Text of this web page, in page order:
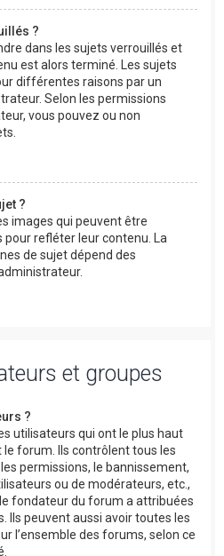
?
dans les sujets verrouillés et
est alors terminé. Les sujets
différentes raisons par un
Selon les permissions
vous pouvez ou non
?
images qui peuvent être
pour refléter leur contenu. La
de sujet dépend des
et groupes
?
utilisateurs qui ont le plus haut
forum. Ils contrôlent tous les
permissions, le bannissement,
ou de modérateurs, etc.,
fondateur du forum a attribuées
Ils peuvent aussi avoir toutes les
l’ensemble des forums, selon ce